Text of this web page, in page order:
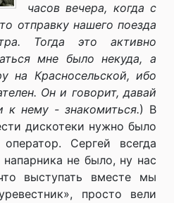
часов вечера, когда с
отправку нашего поезда
Тогда это активно
мне было некуда, а
на Красносельской, ибо
Он и говорит, давай
нему - знакомиться.) В
дискотеки нужно было
Сергей всегда
не было, ну нас
выступать вместе мы
просто вели